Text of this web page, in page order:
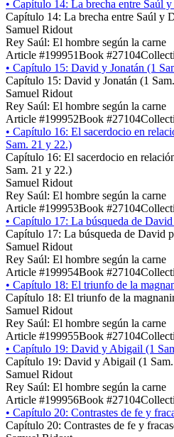
• Capítulo 14: La brecha entre Saúl
Capítulo 14: La brecha entre Saúl y
Samuel Ridout
Rey Saúl: El hombre según la carne
Article #199951Book #27104
• Capítulo 15: David y Jonatán (1
Capítulo 15: David y Jonatán (1
Samuel Ridout
Rey Saúl: El hombre según la carne
Article #199952Book #27104
• Capítulo 16: El sacerdocio en
Sam. 21 y 22.)
Capítulo 16: El sacerdocio en
Sam. 21 y 22.)
Samuel Ridout
Rey Saúl: El hombre según la carne
Article #199953Book #27104
• Capítulo 17: La búsqueda de
Capítulo 17: La búsqueda de David
Samuel Ridout
Rey Saúl: El hombre según la carne
Article #199954Book #27104
• Capítulo 18: El triunfo de la
Capítulo 18: El triunfo de la
Samuel Ridout
Rey Saúl: El hombre según la carne
Article #199955Book #27104
• Capítulo 19: David y Abigail (1
Capítulo 19: David y Abigail (1
Samuel Ridout
Rey Saúl: El hombre según la carne
Article #199956Book #27104
• Capítulo 20: Contrastes de fe y
Capítulo 20: Contrastes de fe y